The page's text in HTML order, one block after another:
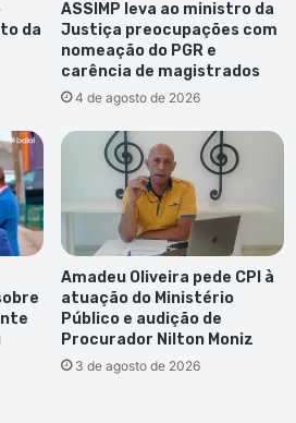
da
ASSIMP leva ao ministro da
Justiça preocupações com
nomeação do PGR e
carência de magistrados
4 de agosto de 2026
Amadeu Oliveira pede CPI à
atuação do Ministério
Público e audição de
Procurador Nilton Moniz
3 de agosto de 2026